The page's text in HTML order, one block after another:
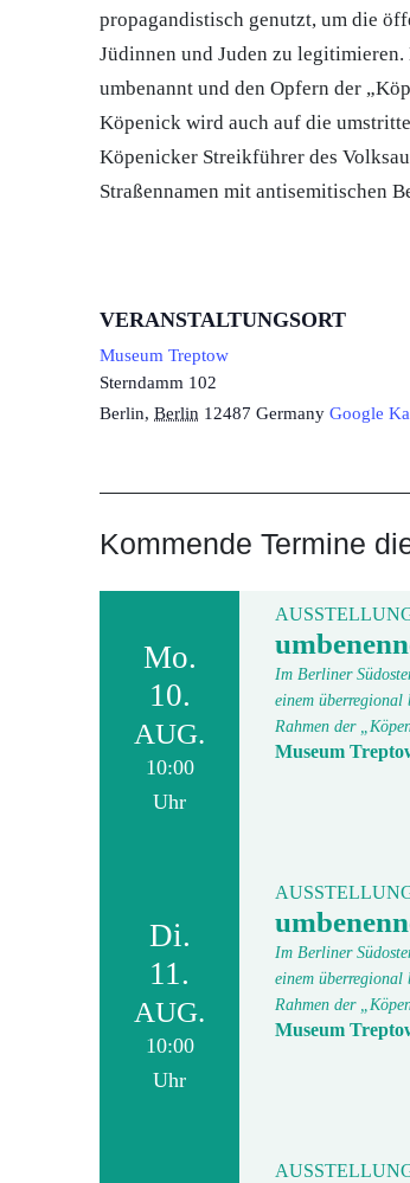
propagandistisch genutzt, um die
Jüdinnen und Juden zu
umbenannt und den Opfern der
Köpenick wird auch auf die
Köpenicker Streikführer des
Straßennamen mit antisemitischen
VERANSTALTUNGSORT
Museum Treptow
Sterndamm 102
Berlin, Berlin 12487 Germany Google
Kommende Termine
Mo.
10.
AUG.
10:00
Uhr
Im Berliner
einem überregional
Rahmen der
Museum
Di.
11.
AUG.
10:00
Uhr
Im Berliner
einem überregional
Rahmen der
Museum